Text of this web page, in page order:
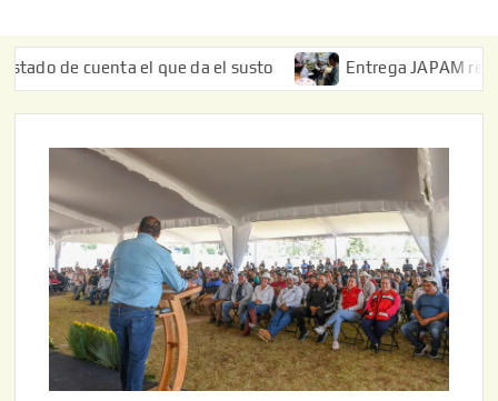
cuenta el que da el susto Entrega JAPAM